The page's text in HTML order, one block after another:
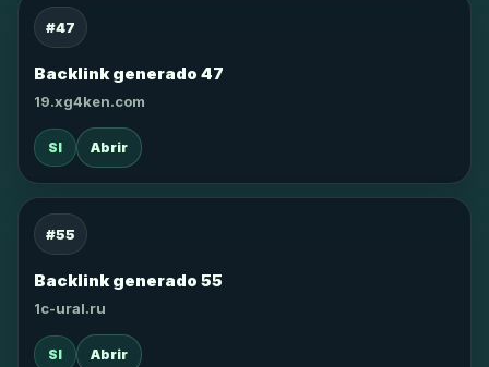
#47
Backlink generado 47
19.xg4ken.com
SI Abrir
#55
Backlink generado 55
1c-ural.ru
SI Abrir